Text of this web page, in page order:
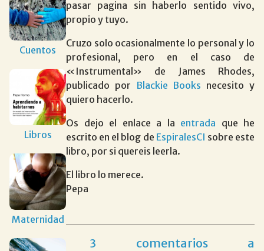
Cuentos
Libros
Maternidad
pasar pagina sin haberlo sentido vivo,
propio y tuyo.
Cruzo solo ocasionalmente lo personal y lo
profesional, pero en el caso de
«Instrumental» de James Rhodes,
publicado por Blackie Books necesito y
quiero hacerlo.
Os dejo el enlace a la entrada que he
escrito en el blog de EspiralesCI sobre este
libro, por si quereis leerla.
El libro lo merece.
Pepa
3 comentarios a